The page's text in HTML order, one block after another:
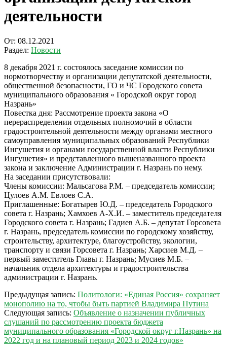
деятельности
От: 08.12.2021
Раздел: Новости
8 декабря 2021 г. состоялось заседание комиссии по
нормотворчеству и организации депутатской деятельности,
общественной безопасности, ГО и ЧС Городского совета
муниципального образования « Городской округ город
Назрань»
Повестка дня: Рассмотрение проекта закона «О
перераспределении отдельных полномочий в области
градостроительной деятельности между органами местного
самоуправления муниципальных образований Республики
Ингушетия и органами государственной власти Республики
Ингушетия» и представленного вышеназванного проекта
закона и заключение Администрации г. Назрань по нему.
На заседании присутствовали:
Члены комиссии: Мальсагова Р.М. – председатель комиссии;
Цулоев А.М. Евлоев С.А.
Приглашенные: Богатырев Ю.Д. – председатель Городского
совета г. Назрань; Хамхоев А-Х.И. – заместитель председателя
Городского совета г. Назрань; Гадиев А.Б. – депутат Горсовета
г. Назрань, председатель комиссии по городскому хозяйству,
строительству, архитектуре, благоустройству, экологии,
транспорту и связи Горсовета г. Назрань; Харсиев М.Д. –
первый заместитель Главы г. Назрань; Мусиев М.Б. –
начальник отдела архитектуры и градостроительства
администрации г. Назрань.
2021-
12-
08
Предыдущая запись: Политологи: «Единая Россия» сохраняет
монополию на то, чтобы быть партией Владимира Путина
Следующая запись: Объявление о назначении публичных
слушаний по рассмотрению проекта бюджета
муниципального образования «Городской округ г.Назрань» на
2022 год и на плановый период 2023 и 2024 годов»